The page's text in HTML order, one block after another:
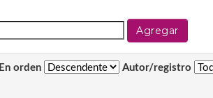
En orden Autor/registro